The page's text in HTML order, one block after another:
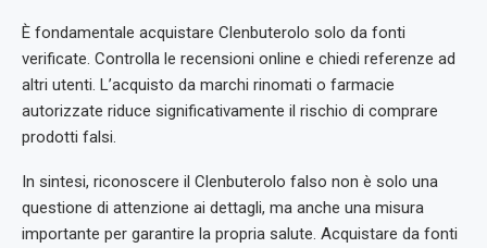
È fondamentale acquistare Clenbuterolo solo da fonti
verificate. Controlla le recensioni online e chiedi referenze ad
altri utenti. L’acquisto da marchi rinomati o farmacie
autorizzate riduce significativamente il rischio di comprare
prodotti falsi.
In sintesi, riconoscere il Clenbuterolo falso non è solo una
questione di attenzione ai dettagli, ma anche una misura
importante per garantire la propria salute. Acquistare da fonti